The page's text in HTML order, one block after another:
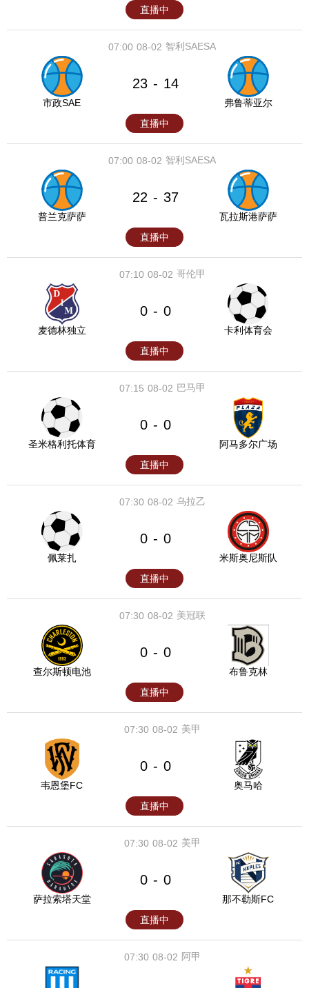
直播中
08-02
07:00 智利SAESA
市政SAE
23 - 14
弗鲁蒂亚尔
直播中
08-02
07:00 智利SAESA
普兰克萨萨
22 - 37
瓦拉斯港萨萨
直播中
08-02
07:10 哥伦甲
麦德林独立
0 - 0
卡利体育会
直播中
08-02
07:15 巴马甲
圣米格利托体育
0 - 0
阿马多尔广场
直播中
08-02
07:30 乌拉乙
佩莱扎
0 - 0
米斯奥尼斯队
直播中
08-02
07:30 美冠联
查尔斯顿电池
0 - 0
布鲁克林
直播中
08-02
07:30 美甲
韦恩堡FC
0 - 0
奥马哈
直播中
08-02
07:30 美甲
萨拉索塔天堂
0 - 0
那不勒斯FC
直播中
08-02
07:30 阿甲